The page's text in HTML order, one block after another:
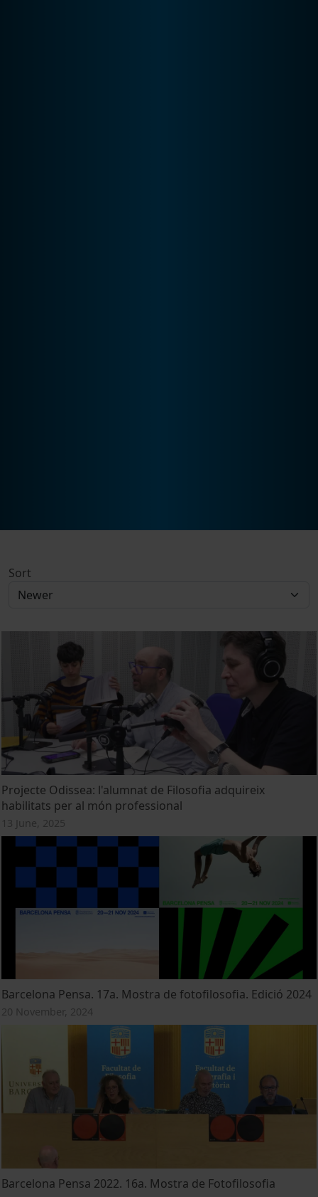
Sort
Projecte Odissea: l'alumnat de Filosofia adquireix
habilitats per al món professional
13 June, 2025
Barcelona Pensa. 17a. Mostra de fotofilosofia. Edició 2024
20 November, 2024
Barcelona Pensa 2022. 16a. Mostra de Fotofilosofia